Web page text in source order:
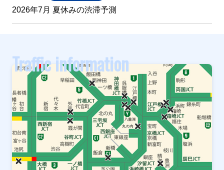
2026年7月 夏休みの渋滞予測
Traffic information